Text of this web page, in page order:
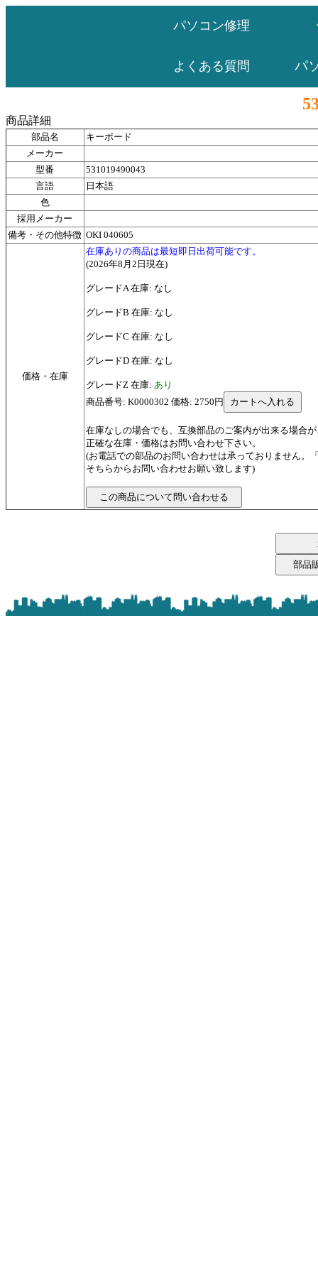
パソコン修理
よくある質問 パ
商品詳細
部品名
キーボード
メーカー
型番
531019490043
言語
日本語
色
採用メーカー
備考・その他特徴 OKI 040605
価格・在庫
在庫ありの商品は最短即日出荷可能です。
(2026年8月2日現在)
グレードA 在庫: なし
グレードB 在庫: なし
グレードC 在庫: なし
グレードD 在庫: なし
グレードZ 在庫: あり
商品番号: K0000302 価格: 2750円
在庫なしの場合でも、互換部品のご案内が出来る場合
正確な在庫・価格はお問い合わせ下さい。
(お電話での部品のお問い合わせは承っておりません。
そちらからお問い合わせお願い致します)